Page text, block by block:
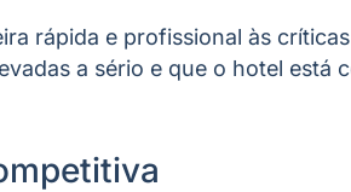
rápida e profissional às
a sério e que o hotel está